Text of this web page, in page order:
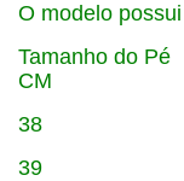
O modelo
Tamanho
CM
38
39